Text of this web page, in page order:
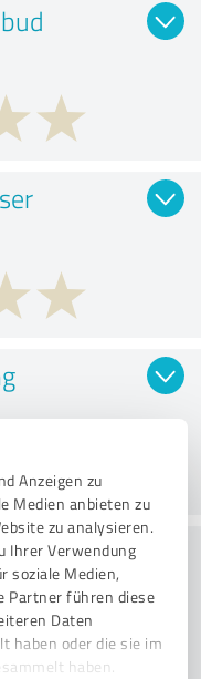
Anzeigen zu
Medien anbieten zu
zu analysieren.
Ihrer Verwendung
soziale Medien,
Partner führen diese
Daten
haben oder die sie im
haben.